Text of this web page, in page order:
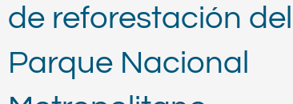
de reforestación del
Parque Nacional